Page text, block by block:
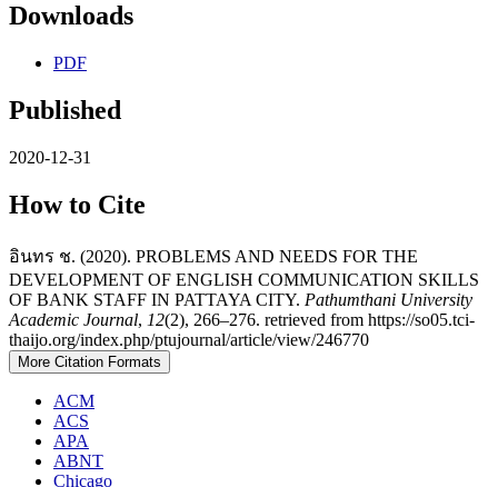
Downloads
PDF
Published
2020-12-31
How to Cite
อินทร ช. (2020). PROBLEMS AND NEEDS FOR THE
DEVELOPMENT OF ENGLISH COMMUNICATION SKILLS
OF BANK STAFF IN PATTAYA CITY. Pathumthani University
Academic Journal, 12(2), 266–276. retrieved from https://so05.tci-
thaijo.org/index.php/ptujournal/article/view/246770
More Citation Formats
ACM
ACS
APA
ABNT
Chicago